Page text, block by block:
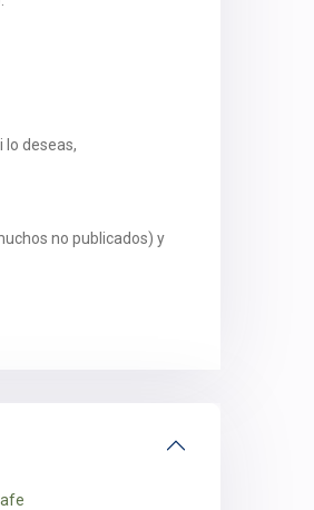
lo deseas,
no publicados) y